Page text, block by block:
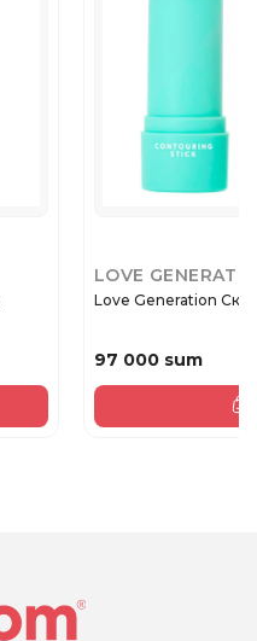
LOVE
Love Generation
97 000 sum